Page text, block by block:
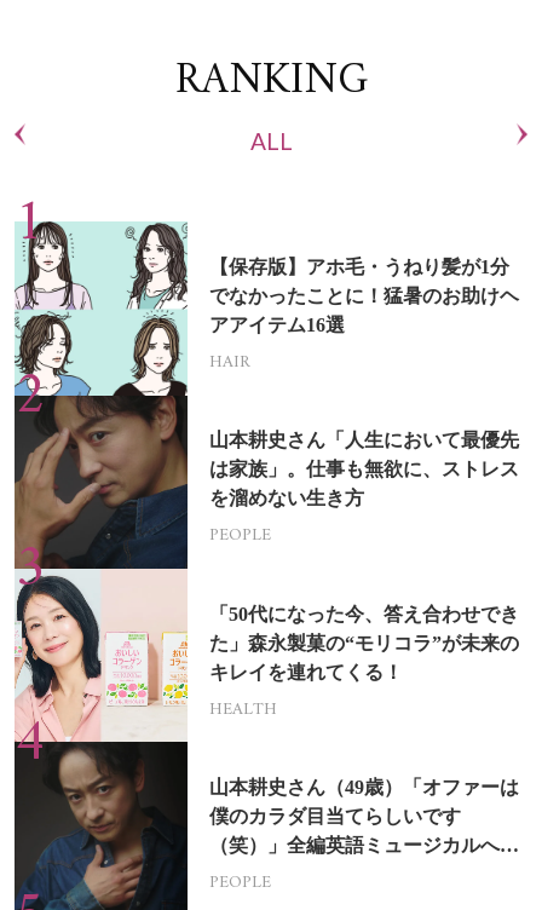
RANKING
ALL
【保存版】アホ毛・うねり髪が1分
でなかったことに！猛暑のお助けヘ
アアイテム16選
HAIR
山本耕史さん「人生において最優先
は家族」。仕事も無欲に、ストレス
を溜めない生き方
PEOPLE
「50代になった今、答え合わせでき
た」森永製菓の“モリコラ”が未来の
キレイを連れてくる！
HEALTH
山本耕史さん（49歳）「オファーは
僕のカラダ目当てらしいです
（笑）」全編英語ミュージカルへの
挑戦
PEOPLE